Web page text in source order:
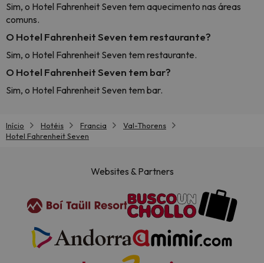
Sim, o Hotel Fahrenheit Seven tem aquecimento nas áreas
comuns.
O Hotel Fahrenheit Seven tem restaurante?
Sim, o Hotel Fahrenheit Seven tem restaurante.
O Hotel Fahrenheit Seven tem bar?
Sim, o Hotel Fahrenheit Seven tem bar.
Início Hotéis Francia
Val-Thorens
Hotel Fahrenheit Seven
Websites & Partners